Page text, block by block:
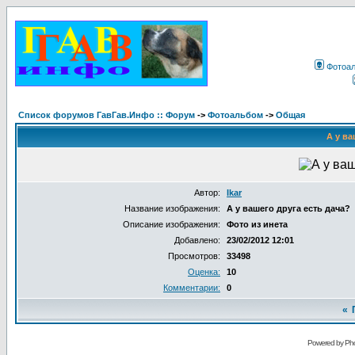
Список форумов ГавГав.Инфо :: Форум -> Фотоальбом -> Общая
А у
Автор:
Ikar
Название изображения:
А у вашего друга есть дача?
Описание изображения:
Фото из инета
Добавлено:
23/02/2012 12:01
Просмотров:
33498
Оценка:
10
Комментарии:
0
«
Powered by